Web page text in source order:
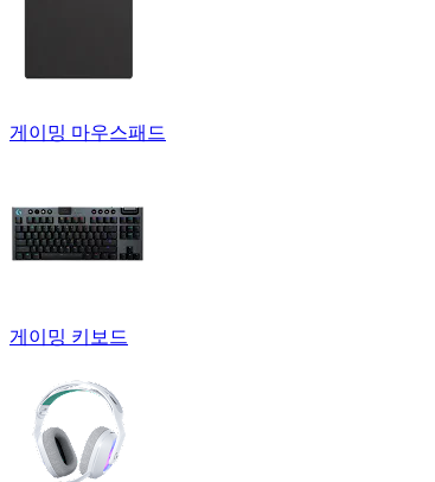
게이밍 마우스패드
게이밍 키보드